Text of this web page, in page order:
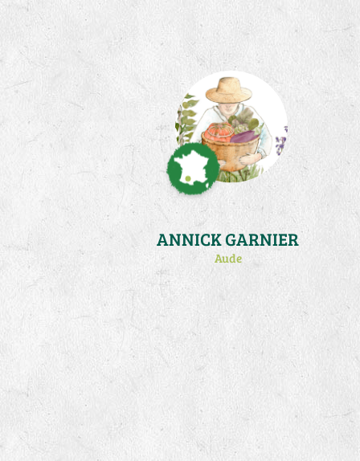
ANNICK GARNIER
Aude